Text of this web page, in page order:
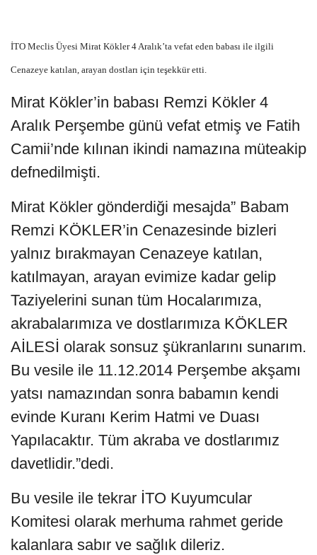
İTO Meclis Üyesi Mirat Kökler 4 Aralık’ta vefat eden babası ile ilgili
Cenazeye katılan, arayan dostları için teşekkür etti.
Mirat Kökler’in babası Remzi Kökler 4
Aralık Perşembe günü vefat etmiş ve Fatih
Camii’nde kılınan ikindi namazına müteakip
defnedilmişti.
Mirat Kökler gönderdiği mesajda” Babam
Remzi KÖKLER’in Cenazesinde bizleri
yalnız bırakmayan Cenazeye katılan,
katılmayan, arayan evimize kadar gelip
Taziyelerini sunan tüm Hocalarımıza,
akrabalarımıza ve dostlarımıza KÖKLER
AİLESİ olarak sonsuz şükranlarını sunarım.
Bu vesile ile 11.12.2014 Perşembe akşamı
yatsı namazından sonra babamın kendi
evinde Kuranı Kerim Hatmi ve Duası
Yapılacaktır. Tüm akraba ve dostlarımız
davetlidir.”dedi.
Bu vesile ile tekrar İTO Kuyumcular
Komitesi olarak merhuma rahmet geride
kalanlara sabır ve sağlık dileriz.